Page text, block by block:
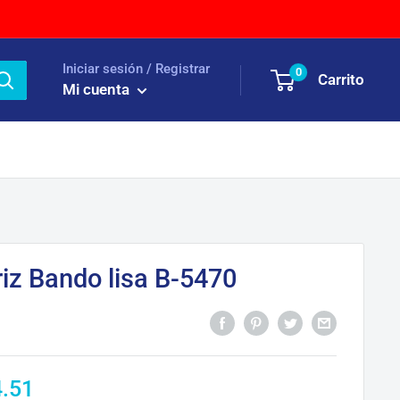
Iniciar sesión / Registrar
Mi cuenta
0 Carrito
Bando lisa B-5470